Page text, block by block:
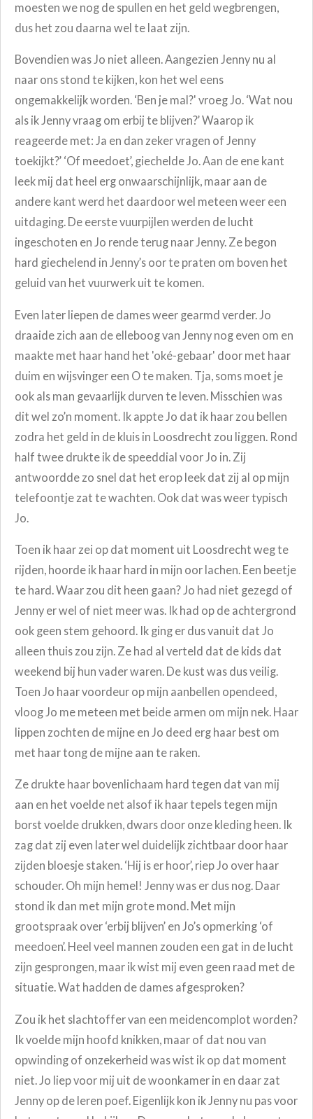
moesten we nog de spullen en het geld wegbrengen,
dus het zou daarna wel te laat zijn.
Bovendien was Jo niet alleen. Aangezien Jenny nu al
naar ons stond te kijken, kon het wel eens
ongemakkelijk worden. ‘Ben je mal?' vroeg Jo. ‘Wat nou
als ik Jenny vraag om erbij te blijven?’ Waarop ik
reageerde met: Ja en dan zeker vragen of Jenny
toekijkt?’ ‘Of meedoet’, giechelde Jo. Aan de ene kant
leek mij dat heel erg onwaarschijnlijk, maar aan de
andere kant werd het daardoor wel meteen weer een
uitdaging. De eerste vuurpijlen werden de lucht
ingeschoten en Jo rende terug naar Jenny. Ze begon
hard giechelend in Jenny’s oor te praten om boven het
geluid van het vuurwerk uit te komen.
Even later liepen de dames weer gearmd verder. Jo
draaide zich aan de elleboog van Jenny nog even om en
maakte met haar hand het 'oké-gebaar' door met haar
duim en wijsvinger een O te maken. Tja, soms moet je
ook als man gevaarlijk durven te leven. Misschien was
dit wel zo’n moment. Ik appte Jo dat ik haar zou bellen
zodra het geld in de kluis in Loosdrecht zou liggen. Rond
half twee drukte ik de speeddial voor Jo in. Zij
antwoordde zo snel dat het erop leek dat zij al op mijn
telefoontje zat te wachten. Ook dat was weer typisch
Jo.
Toen ik haar zei op dat moment uit Loosdrecht weg te
rijden, hoorde ik haar hard in mijn oor lachen. Een beetje
te hard. Waar zou dit heen gaan? Jo had niet gezegd of
Jenny er wel of niet meer was. Ik had op de achtergrond
ook geen stem gehoord. Ik ging er dus vanuit dat Jo
alleen thuis zou zijn. Ze had al verteld dat de kids dat
weekend bij hun vader waren. De kust was dus veilig.
Toen Jo haar voordeur op mijn aanbellen opendeed,
vloog Jo me meteen met beide armen om mijn nek. Haar
lippen zochten de mijne en Jo deed erg haar best om
met haar tong de mijne aan te raken.
Ze drukte haar bovenlichaam hard tegen dat van mij
aan en het voelde net alsof ik haar tepels tegen mijn
borst voelde drukken, dwars door onze kleding heen. Ik
zag dat zij even later wel duidelijk zichtbaar door haar
zijden bloesje staken. ‘Hij is er hoor’, riep Jo over haar
schouder. Oh mijn hemel! Jenny was er dus nog. Daar
stond ik dan met mijn grote mond. Met mijn
grootspraak over ‘erbij blijven’ en Jo’s opmerking ‘of
meedoen’. Heel veel mannen zouden een gat in de lucht
zijn gesprongen, maar ik wist mij even geen raad met de
situatie. Wat hadden de dames afgesproken?
Zou ik het slachtoffer van een meidencomplot worden?
Ik voelde mijn hoofd knikken, maar of dat nou van
opwinding of onzekerheid was wist ik op dat moment
niet. Jo liep voor mij uit de woonkamer in en daar zat
Jenny op de leren poef. Eigenlijk kon ik Jenny nu pas voor